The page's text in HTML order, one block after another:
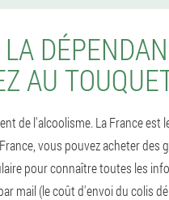
AU
de l'alcoolisme. La France est
vous pouvez acheter des
pour connaître toutes les
mail (le coût d'envoi du colis